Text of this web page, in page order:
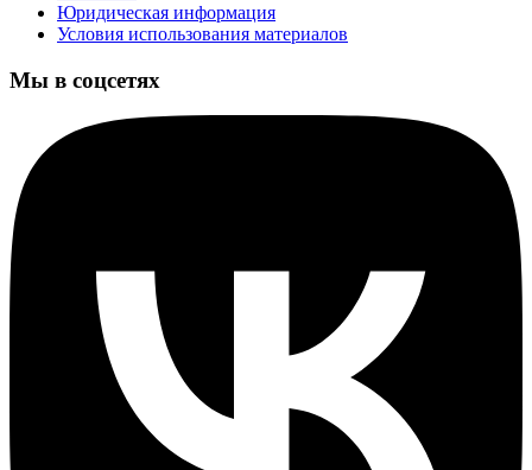
Юридическая информация
Условия использования материалов
Мы в соцсетях